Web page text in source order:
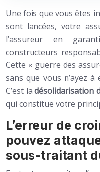
Une fois que vous êtes
sont lancées, votre
l’assureur en
constructeurs
Cette « guerre des
sans que vous n’ayez
C’est ladésolidarisation
qui constitue votre
L’erreur de
pouvez
sous-traitant